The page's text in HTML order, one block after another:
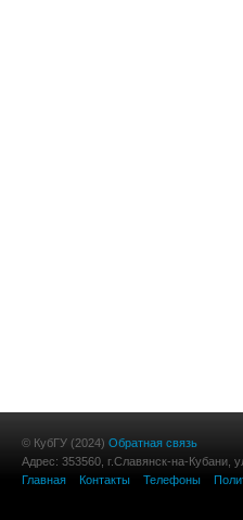
© КубГУ (2024) Обратная связь
Адрес: 353560, г.Славянск-на-Кубани,
Главная
Контакты Телефоны